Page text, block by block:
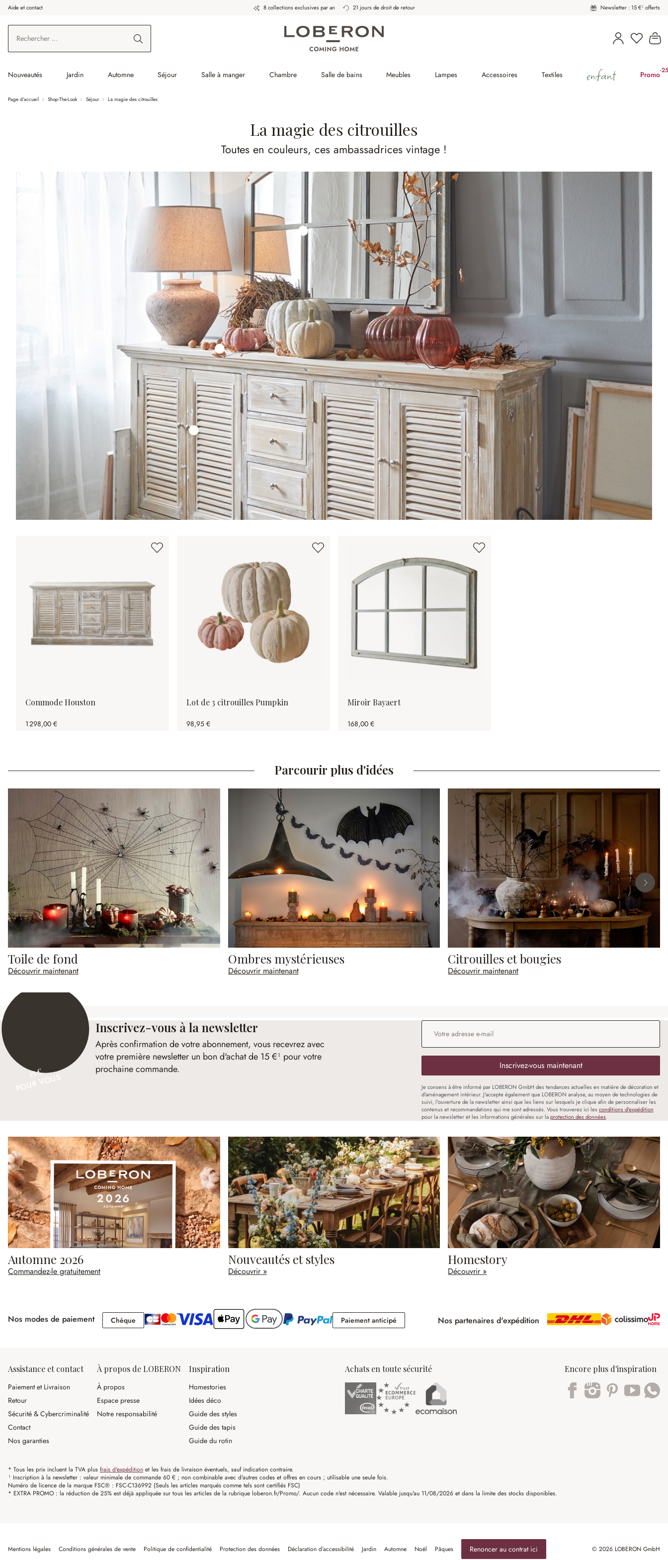
au contenu principal
Aller à la recherche
Aller à la navigation principale
Aide et contact 8 collections exclusives par an 21 jours de droit de retour Newsletter : 15 €¹ offerts
Vous
Nouveautés Jardin Automne Séjour Salle à manger Chambre Salle de bains Meubles Lampes Accessoires Textiles enfant Promo-
Page d'accueil Shop-The-Look Séjour La magie des citrouilles
La magie des citrouilles
Toutes en couleurs, ces ambassadrices vintage !
Commode Houston
1 298,00 €
Lot de 3 citrouilles Pumpkin
98,95 €
Miroir Bayaert
168,00 €
Parcourir plus d'idées
Toile de fond
Découvrir maintenant
Ombres mystérieuses
Découvrir maintenant
Citrouilles et bougies
Découvrir maintenant
15 €
Inscrivez-vous à la newsletter
Après confirmation de votre abonnement, vous recevrez avec
votre première newsletter un bon d'achat de 15 €¹ pour votre
prochaine commande.
Adresse e-mail
Inscrivez-vous maintenant
Je consens à être informé par LOBERON GmbH des tendances actuelles en matière de décoration et
d'aménagement intérieur. J'accepte également que LOBERON analyse, au moyen de technologies de
suivi, l'ouverture de la newsletter ainsi que les liens sur lesquels je clique afin de personnaliser les
contenus et recommandations qui me sont adressés. Vous trouverez ici les conditions d'expédition
pour la newsletter et les informations générales sur laprotection des données.
Automne 2026
Commandez-le gratuitement
Nouveautés et styles
Découvrir »
Homestory
Découvrir »
Nos modes de paiement Chèque Chèque Paiement anticipéPaiement anticipéNos partenaires d'expédition
Assistance et contact
Paiement et Livraison
Retour
Sécurité & Cybercriminalité
Contact
Nos garanties
À propos de LOBERON
À propos
Espace presse
Notre responsabilité
Inspiration
Homestories
Idées déco
Guide des styles
Guide des tapis
Guide du rotin
Achats en toute sécurité Encore plus d'inspiration
* Tous les prix incluent la TVA plus frais d'expédition et les frais de livraison éventuels, sauf indication contraire.
¹ Inscription à la newsletter : valeur minimale de commande 60 € ; non combinable avec d'autres codes et offres en cours ; utilisable une seule fois.
Numéro de licence de la marque FSC® : FSC-C136992 (Seuls les articles marqués comme tels sont certifiés FSC)
* EXTRA PROMO : la réduction de 25% est déjà appliquée sur tous les articles de la rubrique loberon.fr/Promo/. Aucun code n'est nécessaire. Valable jusqu'au 11/08/2026 et dans la limite des stocks disponibles.
Mentions légales Conditions générales de vente Politique de confidentialité Protection des données Déclaration d’accessibilité Jardin Automne Noël Pâques Renoncer au contrat ici © 2026 LOBERON GmbH